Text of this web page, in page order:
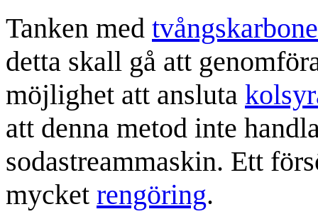
Tanken med
detta skall gå att
möjlighet att ansluta
att denna metod inte
sodastreammaskin. Ett
mycket rengöring.